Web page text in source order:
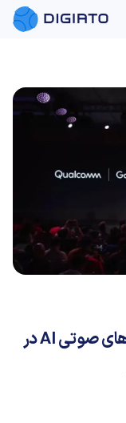
گوگل و کوالکام برای ساخت سیستم‌های صوتی AI در